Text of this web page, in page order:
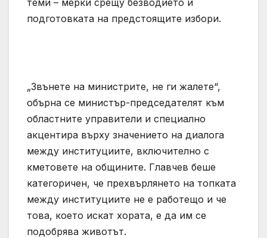
подготовката на предстоящите избори.
„Звънете на министрите, не ги жалете“,
обърна се министър-председателят към
областните управители и специално
акцентира върху значението на диалога
между институциите, включително с
кметовете на общините. Главчев беше
категоричен, че прехвърлянето на топката
между институциите не е работещо и че
това, което искат хората, е да им се
подобрява животът.